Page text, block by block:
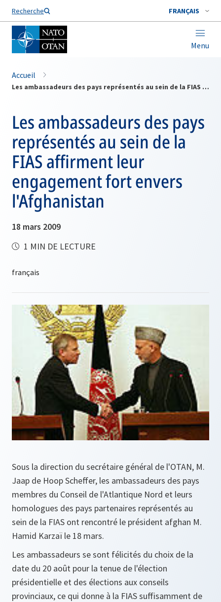
Recherche FRANÇAIS
Menu
Nom de famille*
Accueil
Les ambassadeurs des pays représentés au sein de la FIAS affirment leur engagement fort envers l'Afghanistan
Les ambassadeurs des pays
représentés au sein de la
FIAS affirment leur
engagement fort envers
l'Afghanistan
18 mars 2009
1 MIN DE LECTURE
Sous la direction du secrétaire général de l'OTAN, M.
Jaap de Hoop Scheffer, les ambassadeurs des pays
membres du Conseil de l'Atlantique Nord et leurs
homologues des pays partenaires représentés au
sein de la FIAS ont rencontré le président afghan M.
Hamid Karzaï le 18 mars.
Les ambassadeurs se sont félicités du choix de la
date du 20 août pour la tenue de l'élection
présidentielle et des élections aux conseils
provinciaux, ce qui donne à la FIAS suffisamment de